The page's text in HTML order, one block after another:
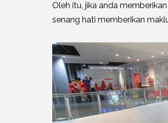
Oleh itu, jika anda
senang hati memberikan